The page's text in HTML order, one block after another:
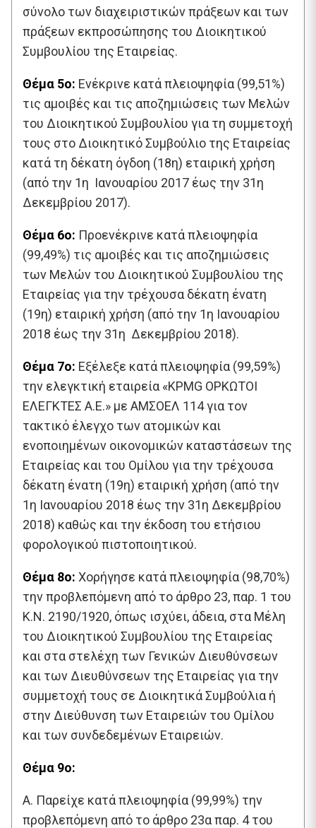
σύνολο των διαχειριστικών πράξεων και των
πράξεων εκπροσώπησης του Διοικητικού
Συμβουλίου της Εταιρείας.
Θέμα 5ο: Ενέκρινε κατά πλειοψηφία (99,51%)
τις αμοιβές και τις αποζημιώσεις των Μελών
του Διοικητικού Συμβουλίου για τη συμμετοχή
τους στο Διοικητικό Συμβούλιο της Εταιρείας
κατά τη δέκατη όγδοη (18η) εταιρική χρήση
(από την 1η Ιανουαρίου 2017 έως την 31η
Δεκεμβρίου 2017).
Θέμα 6ο: Προενέκρινε κατά πλειοψηφία
(99,49%) τις αμοιβές και τις αποζημιώσεις
των Μελών του Διοικητικού Συμβουλίου της
Εταιρείας για την τρέχουσα δέκατη ένατη
(19η) εταιρική χρήση (από την 1η Ιανουαρίου
2018 έως την 31η Δεκεμβρίου 2018).
Θέμα 7ο: Εξέλεξε κατά πλειοψηφία (99,59%)
την ελεγκτική εταιρεία «KPMG ΟΡΚΩΤΟΙ
ΕΛΕΓΚΤΕΣ Α.Ε.» με ΑΜΣΟΕΛ 114 για τον
τακτικό έλεγχο των ατομικών και
ενοποιημένων οικονομικών καταστάσεων της
Εταιρείας και του Ομίλου για την τρέχουσα
δέκατη ένατη (19η) εταιρική χρήση (από την
1η Ιανουαρίου 2018 έως την 31η Δεκεμβρίου
2018) καθώς και την έκδοση του ετήσιου
φορολογικού πιστοποιητικού.
Θέμα 8ο: Χορήγησε κατά πλειοψηφία (98,70%)
την προβλεπόμενη από το άρθρο 23, παρ. 1 του
Κ.Ν. 2190/1920, όπως ισχύει, άδεια, στα Μέλη
του Διοικητικού Συμβουλίου της Εταιρείας
και στα στελέχη των Γενικών Διευθύνσεων
και των Διευθύνσεων της Εταιρείας για την
συμμετοχή τους σε Διοικητικά Συμβούλια ή
στην Διεύθυνση των Εταιρειών του Ομίλου
και των συνδεδεμένων Εταιρειών.
Θέμα 9ο:
Α. Παρείχε κατά πλειοψηφία (99,99%) την
προβλεπόμενη από το άρθρο 23α παρ. 4 του